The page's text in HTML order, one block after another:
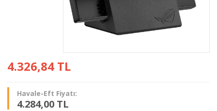
4.326,84 TL
Havale-Eft Fiyatı:
4.284,00 TL